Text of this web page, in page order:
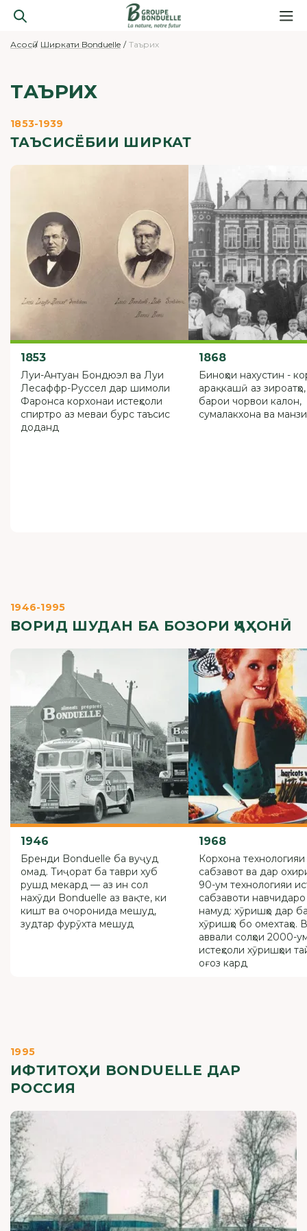
Асосӣ Ширкати Bonduelle Таърих
ТАЪРИХ
1853-1939
ТАЪСИСЁБИИ ШИРКАТ
1853
Луи-Антуан Бондюэл ва Луи
Лесаффр-Руссел дар шимоли
Фаронса корхонаи истеҳсоли
спиртро аз меваи бурс таъсис
доданд
1868
Биноҳои нахустин -
арақкашӣ аз
барои чорвои калон,
сумалакхона ва
1946-1995
ВОРИД ШУДАН БА БОЗОРИ ҶАҲОНӢ
1946
Бренди Bonduelle ба вуҷуд
омад. Тиҷорат ба таври хуб
рушд мекард — аз ин сол
нахӯди Bonduelle аз вақте, ки
кишт ва очоронида мешуд,
зудтар фурӯхта мешуд
1968
Корхона
сабзавот ва дар
90-ум технологияи
сабзавоти навчидаро
намуд: хӯришҳо дар
хӯришҳо бо омехтаҳо.
аввали солҳои 2000-
истеҳсоли хӯришҳои
оғоз кард
1995
ИФТИТОҲИ BONDUELLE ДАР
РОССИЯ